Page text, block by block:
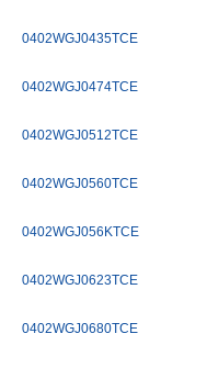
0402WGJ0435TCE
0402WGJ0474TCE
0402WGJ0512TCE
0402WGJ0560TCE
0402WGJ056KTCE
0402WGJ0623TCE
0402WGJ0680TCE